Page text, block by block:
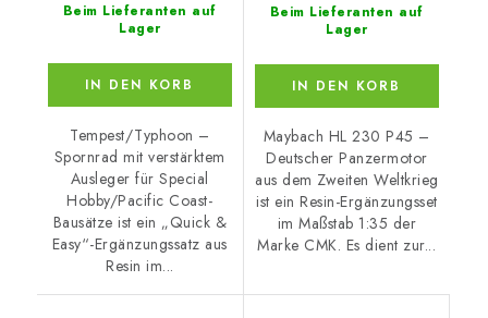
Beim Lieferanten auf
Lager
IN DEN KORB
Tempest/Typhoon –
Spornrad mit verstärktem
Ausleger für Special
Hobby/Pacific Coast-
Bausätze ist ein „Quick &
Easy“-Ergänzungssatz aus
Resin im...
Beim Lieferanten auf
Lager
IN DEN KORB
Maybach HL 230 P45 –
Deutscher Panzermotor
aus dem Zweiten Weltkrieg
ist ein Resin-Ergänzungsset
im Maßstab 1:35 der
Marke CMK. Es dient zur...